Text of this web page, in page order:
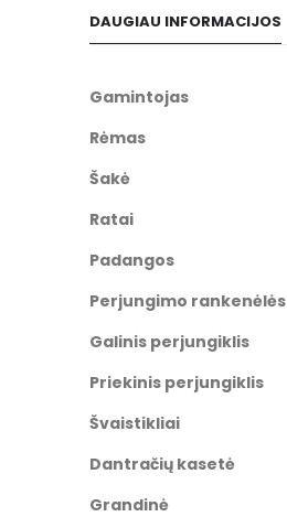
the
of
images
gallery
DAUGIAU INFORMACIJOS
Daugiau
Gamintojas
Rėmas
Šakė
Ratai
Padangos
Perjungimo rankenėlės
Galinis perjungiklis
Priekinis perjungiklis
Švaistikliai
Dantračių kasetė
Grandinė